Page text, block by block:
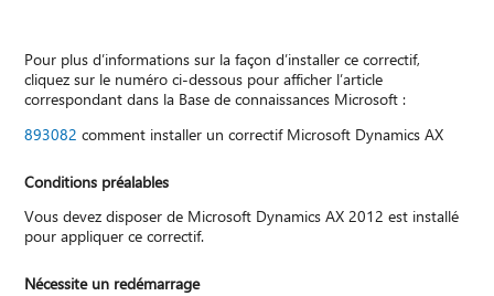
Pour plus d’informations sur la façon d’installer ce correctif,
cliquez sur le numéro ci-dessous pour afficher l’article
correspondant dans la Base de connaissances Microsoft :
893082 comment installer un correctif Microsoft Dynamics AX
Conditions préalables
Vous devez disposer de Microsoft Dynamics AX 2012 est installé
pour appliquer ce correctif.
Nécessite un redémarrage